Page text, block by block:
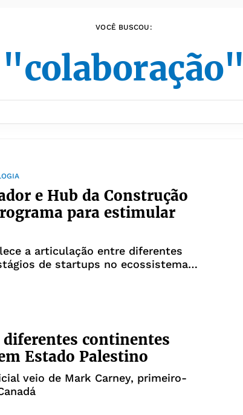
VOCÊ BUSCOU:
"colaboração"
e Hub da Construção
para estimular
a articulação entre diferentes
de startups no ecossistema
diferentes continentes
Estado Palestino
veio de Mark Carney, primeiro-